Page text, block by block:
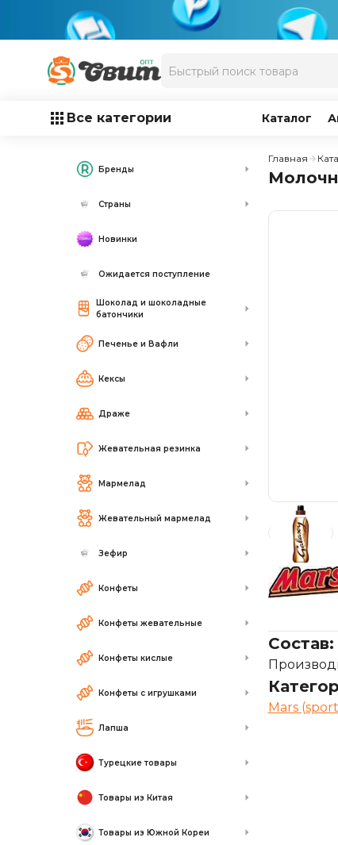
Все категории Каталог
Бренды
Страны
Новинки
Ожидается поступление
Шоколад и шоколадные
батончики
Печенье и Вафли
Кексы
Драже
Жевательная резинка
Мармелад
Жевательный мармелад
Зефир
Конфеты
Конфеты жевательные
Конфеты кислые
Конфеты с игрушками
Лапша
Турецкие товары
Товары из Китая
Товары из Южной Кореи
Главная
Состав:
Mars